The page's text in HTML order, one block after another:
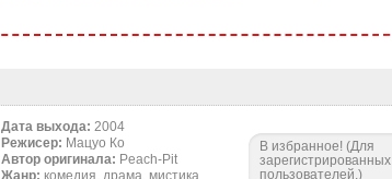
Дата выхода: 2004
Режисер: Мацуо Ко
Автор оригинала: Peach-Pit
Жанр: комедия, драма, мистика
В избранное! (Для
зарегистрированных
пользователей.)